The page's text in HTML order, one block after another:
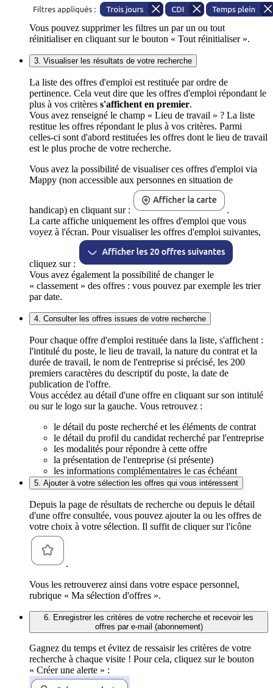
Vous pouvez supprimer les filtres un par un ou tout
réinitialiser en cliquant sur le bouton « Tout réinitialiser ».
3. Visualiser les résultats de votre recherche
La liste des offres d'emploi est restituée par ordre de
pertinence. Cela veut dire que les offres d'emploi répondant le
plus à vos critères s'affichent en premier.
Vous avez renseigné le champ « Lieu de travail » ? La liste
restitue les offres répondant le plus à vos critères. Parmi
celles-ci sont d'abord restituées les offres dont le lieu de travail
est le plus proche de votre recherche.
Vous avez la possibilité de visualiser ces offres d'emploi via
Mappy (non accessible aux personnes en situation de
handicap) en cliquant sur :
.
La carte affiche uniquement les offres d'emploi que vous
voyez à l'écran. Pour visualiser les offres d'emploi suivantes,
cliquez sur :
Vous avez également la possibilité de changer le
« classement » des offres : vous pouvez par exemple les trier
par date.
4. Consulter les offres issues de votre recherche
Pour chaque offre d'emploi restituée dans la liste, s'affichent :
l'intitulé du poste, le lieu de travail, la nature du contrat et la
durée de travail, le nom de l'entreprise si précisé, les 200
premiers caractères du descriptif du poste, la date de
publication de l'offre.
Vous accédez au détail d'une offre en cliquant sur son intitulé
ou sur le logo sur la gauche. Vous retrouvez :
le détail du poste recherché et les éléments de contrat
le détail du profil du candidat recherché par l'entreprise
les modalités pour répondre à cette offre
la présentation de l'entreprise (si présente)
les informations complémentaires le cas échéant
5. Ajouter à votre sélection les offres qui vous intéressent
Depuis la page de résultats de recherche ou depuis le détail
d'une offre consultée, vous pouvez ajouter la ou les offres de
votre choix à votre sélection. Il suffit de cliquer sur l'icône
.
Vous les retrouverez ainsi dans votre espace personnel,
rubrique « Ma sélection d'offres ».
6. Enregistrer les critères de votre recherche et recevoir les
offres par e-mail (abonnement)
Gagnez du temps et évitez de ressaisir les critères de votre
recherche à chaque visite ! Pour cela, cliquez sur le bouton
« Créer une alerte » :